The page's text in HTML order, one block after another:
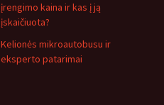
įrengimo kaina ir kas į ją
įskaičiuota?
Kelionės mikroautobusu ir
eksperto patarimai